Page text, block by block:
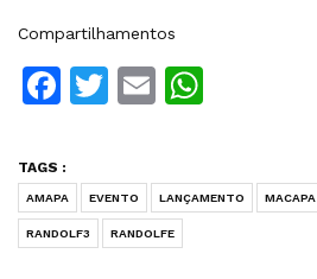
Compartilhamentos
Facebook
Twitter
Email
TAGS :
AMAPA EVENTO LANÇAMENTO MACAPA
RANDOLF3 RANDOLFE